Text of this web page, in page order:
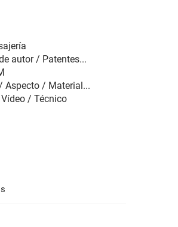
autor / Patentes...
Aspecto / Material...
/ Técnico